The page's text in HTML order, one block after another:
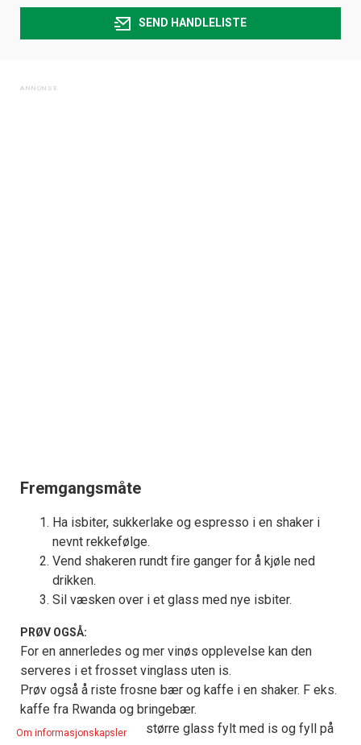
SEND HANDLELISTE
Fremgangsmåte
Ha isbiter, sukkerlake og espresso i en shaker i
nevnt rekkefølge.
Vend shakeren rundt fire ganger for å kjøle ned
drikken.
Sil væsken over i et glass med nye isbiter.
PRØV OGSÅ:
For en annerledes og mer vinøs opplevelse kan den
serveres i et frosset vinglass uten is.
Prøv også å riste frosne bær og kaffe i en shaker. F eks.
kaffe fra Rwanda og bringebær.
Lag islatte; server i et større glass fylt med is og fyll på
Om informasjonskapsler